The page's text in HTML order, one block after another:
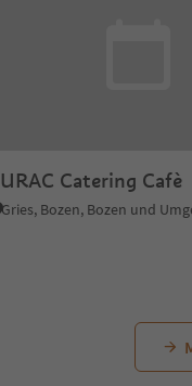
Catering Cafè
Gries, Bozen, Bozen und